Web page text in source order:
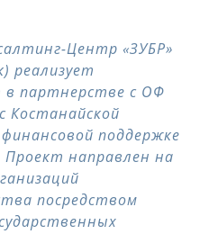
Центр «ЗУБР»
реализует
партнерстве с ОФ
Костанайской
поддержке
Проект направлен на
посредством